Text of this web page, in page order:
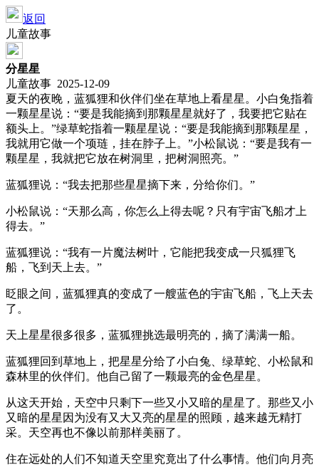
返回
儿童故事
分星星
儿童故事 2025-12-09
夏天的夜晚，蓝狐狸和伙伴们坐在草地上看星星。小白兔指着
一颗星星说：“要是我能摘到那颗星星就好了，我要把它贴在
额头上。”绿草蛇指着一颗星星说：“要是我能摘到那颗星星，
我就用它做一个项琏，挂在脖子上。”小松鼠说：“要是我有一
颗星星，我就把它放在树洞里，把树洞照亮。”
蓝狐狸说：“我去把那些星星摘下来，分给你们。”
小松鼠说：“天那么高，你怎么上得去呢？只有宇宙飞船才上
得去。”
蓝狐狸说：“我有一片魔法树叶，它能把我变成一只狐狸飞
船，飞到天上去。”
眨眼之间，蓝狐狸真的变成了一艘蓝色的宇宙飞船，飞上天去
了。
天上星星很多很多，蓝狐狸挑选最明亮的，摘了满满一船。
蓝狐狸回到草地上，把星星分给了小白兔、绿草蛇、小松鼠和
森林里的伙伴们。他自己留了一颗最亮的金色星星。
从这天开始，天空中只剩下一些又小又暗的星星了。那些又小
又暗的星星因为没有又大又亮的星星的照顾，越来越无精打
采。天空再也不像以前那样美丽了。
住在远处的人们不知道天空里究竟出了什么事情。他们向月亮